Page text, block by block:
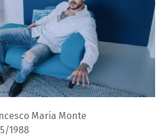
Maria Monte
1988